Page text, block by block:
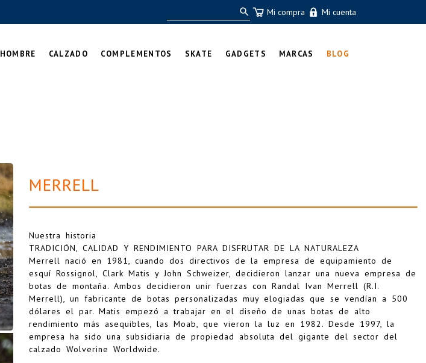
Mi compra Mi cuenta
HOMBRE CALZADO COMPLEMENTOS SKATE GADGETS MARCAS BLOG
MERRELL
Nuestra historia
TRADICIÓN, CALIDAD Y RENDIMIENTO PARA DISFRUTAR DE LA NATURALEZA
Merrell nació en 1981, cuando dos directivos de la empresa de equipamiento de
esquí Rossignol, Clark Matis y John Schweizer, decidieron lanzar una nueva empresa de
botas de montaña. Ambos decidieron unir fuerzas con Randal Ivan Merrell (R.I.
Merrell), un fabricante de botas personalizadas muy elogiadas que se vendían a 500
dólares el par. Matis empezó a trabajar en el diseño de unas botas de alto
rendimiento más asequibles, las Moab, que vieron la luz en 1982. Desde 1997, la
empresa ha sido una subsidiaria de propiedad absoluta del gigante del sector del
calzado Wolverine Worldwide.